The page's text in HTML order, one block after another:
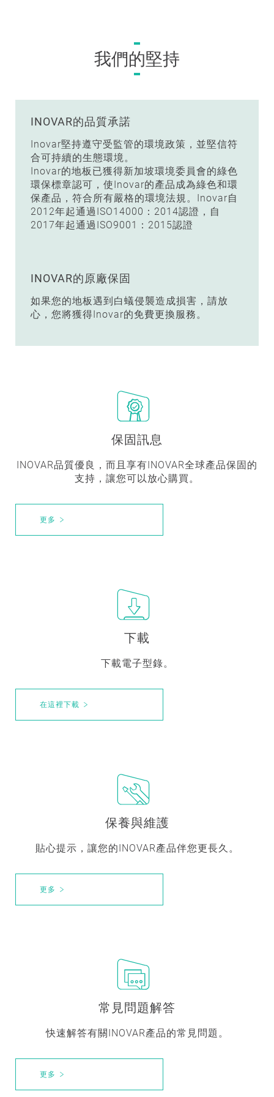
我們的堅持
INOVAR的品質承諾
Inovar堅持遵守受監管的環境政策，並堅信符
合可持續的生態環境。
Inovar的地板已獲得新加坡環境委員會的綠色
環保標章認可，使Inovar的產品成為綠色和環
保產品，符合所有嚴格的環境法規。Inovar自
2012年起通過ISO14000：2014認證，自
2017年起通過ISO9001：2015認證
INOVAR的原廠保固
如果您的地板遇到白蟻侵襲造成損害，請放
心，您將獲得Inovar的免費更換服務。
保固訊息
INOVAR品質優良，而且享有INOVAR全球產品保固的
支持，讓您可以放心購買。
更多
下載
下載電子型錄。
在這裡下載
保養與維護
貼心提示，讓您的INOVAR產品伴您更長久。
更多
常見問題解答
快速解答有關INOVAR產品的常見問題。
更多